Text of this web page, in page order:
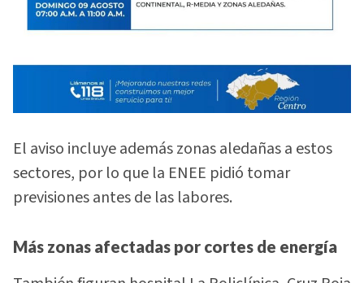
El aviso incluye además zonas aledañas a estos
sectores, por lo que la ENEE pidió tomar
previsiones antes de las labores.
Más zonas afectadas por cortes de energía